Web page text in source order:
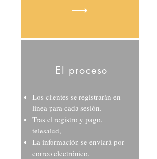
El proceso
Los clientes se registrarán en
línea para cada sesión.
Tras el registro y pago,
telesalud,
La información se enviará por
correo electrónico.